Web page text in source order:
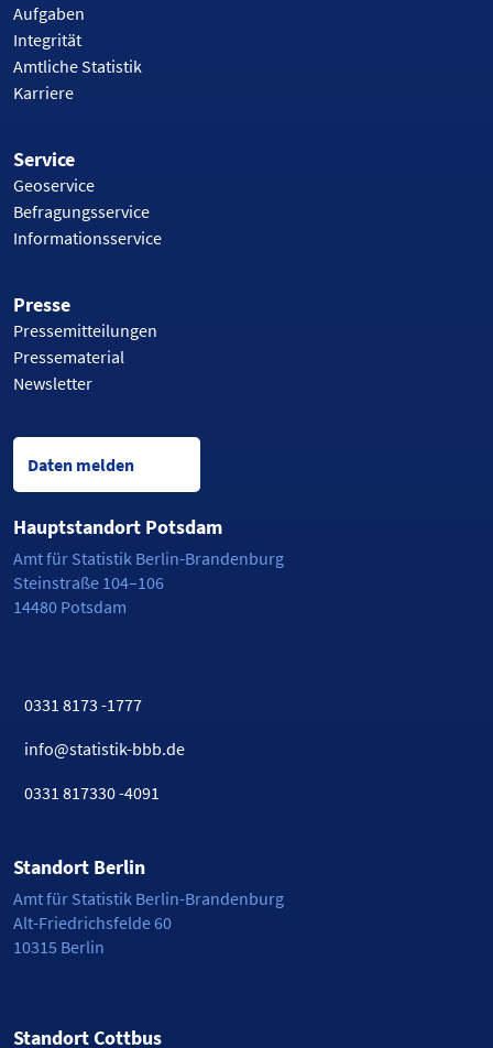
Aufgaben
Integrität
Amtliche Statistik
Karriere
Service
Geoservice
Befragungsservice
Informationsservice
Presse
Pressemitteilungen
Pressematerial
Newsletter
Daten melden
Hauptstandort Potsdam
Amt für Statistik Berlin-Brandenburg
Steinstraße 104–106
14480 Potsdam
0331 8173 -1777
info@statistik-bbb.de
0331 817330 -4091
Standort Berlin
Amt für Statistik Berlin-Brandenburg
Alt-Friedrichsfelde 60
10315 Berlin
Standort Cottbus